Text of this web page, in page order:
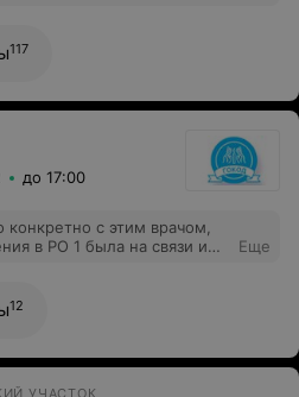
на ресепшн!
117
до 17:00
с этим врачом,
в РО 1 была на связи и
Николаевне! Так
всего
- все они были
Еще
12
УЧАСТОК